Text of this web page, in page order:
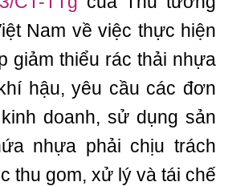
Nam về việc thực hiện
giảm thiểu rác thải nhựa
hậu, yêu cầu các đơn
doanh, sử dụng sản
nhựa phải chịu trách
thu gom, xử lý và tái chế